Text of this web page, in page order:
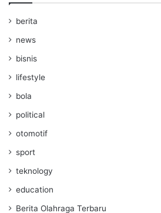
berita
news
bisnis
lifestyle
bola
political
otomotif
sport
teknology
education
Berita Olahraga Terbaru